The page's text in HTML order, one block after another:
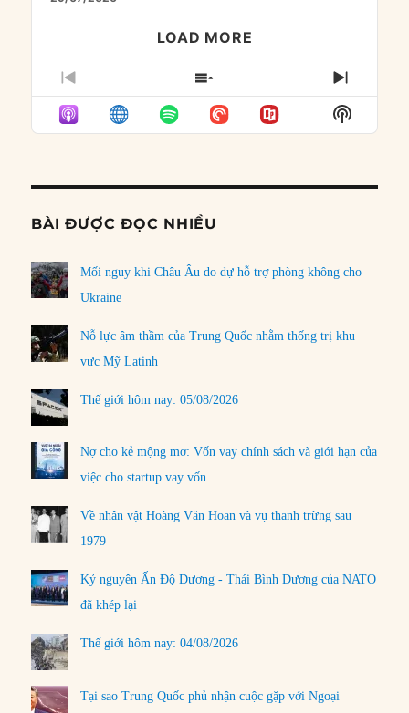
LOAD MORE
PREVIOUS
EPISODE
SHOW
EPISODES
LIST
NEXT
Show
Podcast
BÀI ĐƯỢC ĐỌC NHIỀU
Mối nguy khi Châu Âu do dự hỗ trợ phòng không cho
Ukraine
Nỗ lực âm thầm của Trung Quốc nhằm thống trị khu
vực Mỹ Latinh
Thế giới hôm nay: 05/08/2026
Nợ cho kẻ mộng mơ: Vốn vay chính sách và giới hạn của
việc cho startup vay vốn
Về nhân vật Hoàng Văn Hoan và vụ thanh trừng sau
1979
Kỷ nguyên Ấn Độ Dương - Thái Bình Dương của NATO
đã khép lại
Thế giới hôm nay: 04/08/2026
Tại sao Trung Quốc phủ nhận cuộc gặp với Ngoại